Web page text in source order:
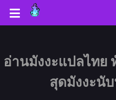
อ่านมังงะแปลไทย
สุดมังงะนั